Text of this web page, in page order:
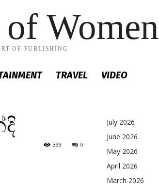
Women
OF PUBLISHING
TRAVEL VIDEO
0
399
July 2026
June 2026
May 2026
April 2026
March 2026